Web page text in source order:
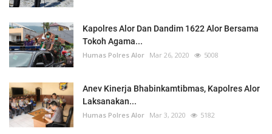
Kapolres Alor Dan Dandim 1622 Alor Bersama
Tokoh Agama...
Humas Polres Alor Mar 26, 2020 5008
Anev Kinerja Bhabinkamtibmas, Kapolres Alor
Laksanakan...
Humas Polres Alor Mar 3, 2020 5182